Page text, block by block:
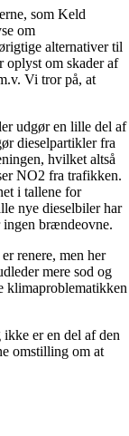
som Keld
om
alternativer til
oplyst om skader af
Vi tror på, at
udgør en lille del af
dieselpartikler fra
hvilket altså
NO2 fra trafikken.
i tallene for
nye dieselbiler har
brændeovne.
renere, men her
mere sod og
klimaproblematikken
er en del af den
omstilling om at